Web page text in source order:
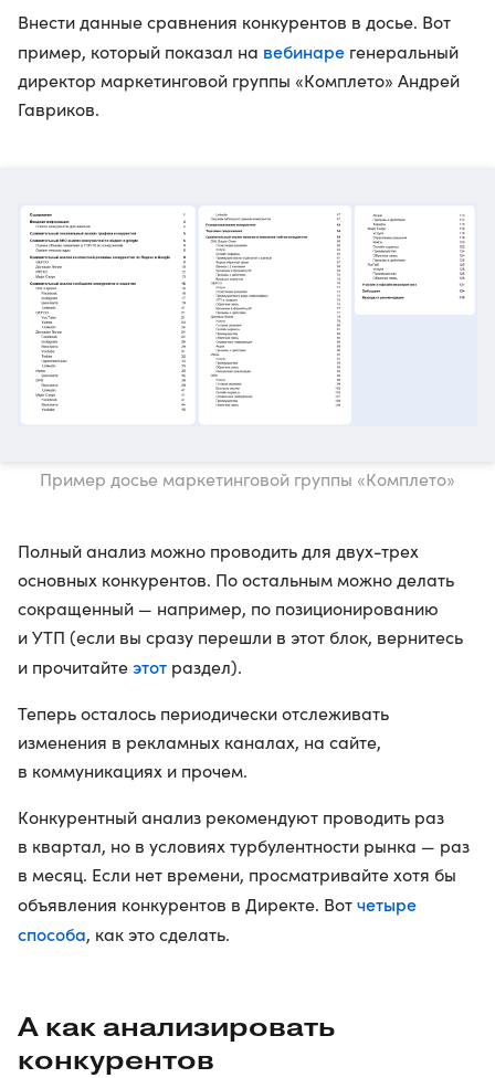
Внести данные сравнения конкурентов в досье. Вот
пример, который показал на вебинаре генеральный
директор маркетинговой группы «Комплето» Андрей
Гавриков.
Пример досье маркетинговой группы «Комплето»
Полный анализ можно проводить для двух-трех
основных конкурентов. По остальным можно делать
сокращенный — например, по позиционированию
и УТП (если вы сразу перешли в этот блок, вернитесь
и прочитайтеэтот раздел).
Теперь осталось периодически отслеживать
изменения в рекламных каналах, на сайте,
в коммуникациях и прочем.
Конкурентный анализ рекомендуют проводить раз
в квартал, но в условиях турбулентности рынка — раз
в месяц. Если нет времени, просматривайте хотя бы
объявления конкурентов в Директе. Вотчетыре
способа, как это сделать.
А как анализировать
конкурентов